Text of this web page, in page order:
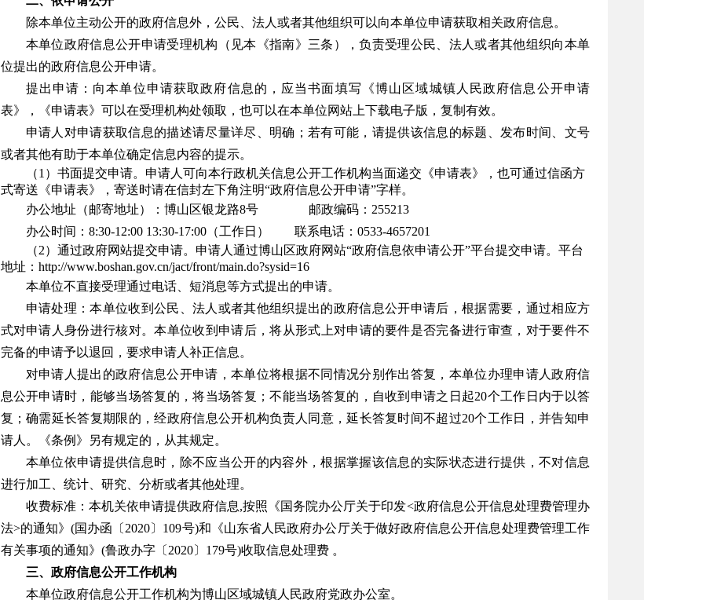
除本单位主动公开的政府信息外，公民、法人或者其他组织可以向本单位申请获取相关政府信息。
本单位政府信息公开申请受理机构（见本《指南》三条），负责受理公民、法人或者其他组织向本单
位提出的政府信息公开申请。
提出申请：向本单位申请获取政府信息的，应当书面填写《博山区域城镇人民政府信息公开申请
表》，《申请表》可以在受理机构处领取，也可以在本单位网站上下载电子版，复制有效。
申请人对申请获取信息的描述请尽量详尽、明确；若有可能，请提供该信息的标题、发布时间、文号
或者其他有助于本单位确定信息内容的提示。
（1）书面提交申请。 申请人可向本行政机关信息公开工作机构当面递交《申请表》，也可通过信函方
式寄送《申请表》，寄送时请在信封左下角注明“政府信息公开申请”字样。
办公地址（邮寄地址）：博山区银龙路8号 邮政编码：255213
办公时间：8:30-12:00 13:30-17:00（工作日） 联系电话：0533-4657201
（2）通过政府网站提交申请。申请人通过博山区政府网站“政府信息依申请公开”平台提交申请。平台
地址：http://www.boshan.gov.cn/jact/front/main.do?sysid=16
本单位不直接受理通过电话、短消息等方式提出的申请。
申请处理：本单位收到公民、法人或者其他组织提出的政府信息公开申请后，根据需要，通过相应方
式对申请人身份进行核对。本单位收到申请后，将从形式上对申请的要件是否完备进行审查，对于要件不
完备的申请予以退回，要求申请人补正信息。
对申请人提出的政府信息公开申请，本单位将根据不同情况分别作出答复，本单位办理申请人政府信
息公开申请时，能够当场答复的，将当场答复；不能当场答复的，自收到申请之日起20个工作日内于以答
复；确需延长答复期限的，经政府信息公开机构负责人同意，延长答复时间不超过20个工作日，并告知申
请人。《条例》另有规定的，从其规定。
本单位依申请提供信息时，除不应当公开的内容外，根据掌握该信息的实际状态进行提供，不对信息
进行加工、统计、研究、分析或者其他处理。
收费标准：本机关依申请提供政府信息,按照《国务院办公厅关于印发<政府信息公开信息处理费管理办
法>的通知》(国办函〔2020〕109号)和《山东省人民政府办公厅关于做好政府信息公开信息处理费管理工作
有关事项的通知》(鲁政办字〔2020〕179号)收取信息处理费 。
三、政府信息公开工作机构
本单位政府信息公开工作机构为博山区域城镇人民政府党政办公室。